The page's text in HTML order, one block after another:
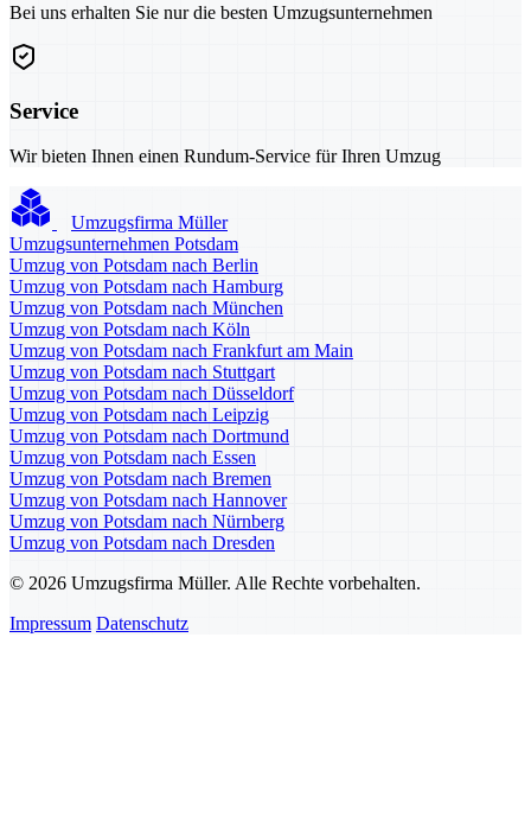
Bei uns erhalten Sie nur die besten Umzugsunternehmen
Service
Wir bieten Ihnen einen Rundum-Service für Ihren Umzug
Umzugsfirma Müller
Umzugsunternehmen Potsdam
Umzug von Potsdam nach Berlin
Umzug von Potsdam nach Hamburg
Umzug von Potsdam nach München
Umzug von Potsdam nach Köln
Umzug von Potsdam nach Frankfurt am Main
Umzug von Potsdam nach Stuttgart
Umzug von Potsdam nach Düsseldorf
Umzug von Potsdam nach Leipzig
Umzug von Potsdam nach Dortmund
Umzug von Potsdam nach Essen
Umzug von Potsdam nach Bremen
Umzug von Potsdam nach Hannover
Umzug von Potsdam nach Nürnberg
Umzug von Potsdam nach Dresden
© 2026 Umzugsfirma Müller. Alle Rechte vorbehalten.
Impressum Datenschutz